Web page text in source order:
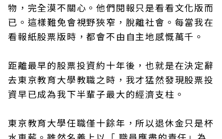
物，完全漠不關心。他們閱報只是看看文化版而
已。這樣難免會視野狹窄，脫離社會。每當我在
看報紙股票版時，都會不由自主地感慨萬千。
距離最早的股票投資約十年後，也就是在決定辭
去東京教育大學教職之時，我才猛然發現股票投
資早已成為我下半輩子最大的經濟支柱。
東京教育大學任職僅十餘年，所以退休金只是杯